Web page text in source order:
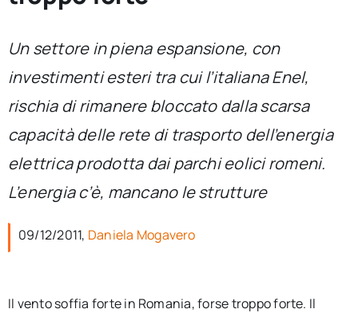
Chi siamo
per:
Newsletter
Ita
Un settore in piena espansione, con
investimenti esteri tra cui l’italiana Enel,
rischia di rimanere bloccato dalla scarsa
capacità delle rete di trasporto dell’energia
elettrica prodotta dai parchi eolici romeni.
L’energia c’è, mancano le strutture
09/12/2011, Daniela Mogavero
Il vento soffia forte in Romania, forse troppo forte. Il